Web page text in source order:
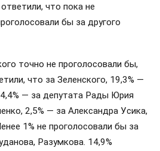
что пока не
бы за другого
точно не проголосовали бы,
что за Зеленского, 19,3% —
— за депутата Рады Юрия
2,5% — за Александра Усика,
1% не проголосовали бы за
Разумкова. 14,9%